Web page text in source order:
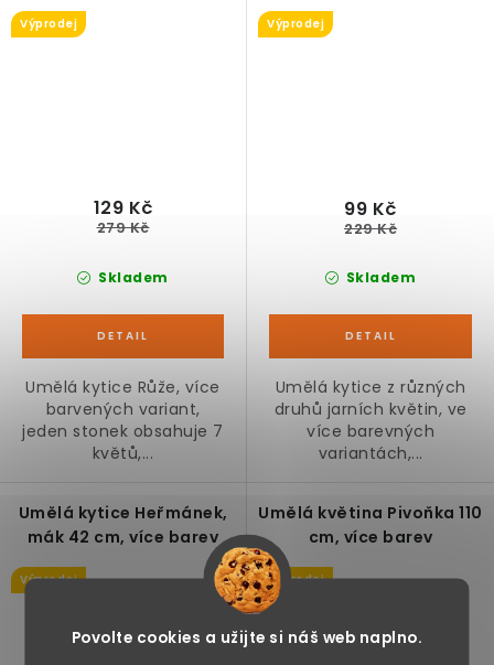
Povolte cookies a užijte si náš web naplno.
Výprodej
Skladem
129 Kč
279 Kč
Umělá kytice Růže, více
barvených variant,
jeden stonek obsahuje 7
květů,...
Výprodej
Skladem
99 Kč
229 Kč
Umělá kytice z různých
druhů jarních květin, ve
více barevných
variantách,...
Umělá kytice Heřmánek,
mák 42 cm, více barev
Výprodej
Umělá květina Pivoňka 110
cm, více barev
Výprodej